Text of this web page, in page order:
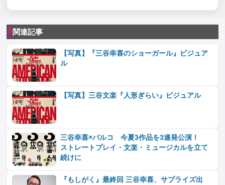
関連記事
【写真】『三谷幸喜のショーガール』ビジュア
ル
【写真】三谷文楽『人形ぎらい』ビジュアル
三谷幸喜×パルコ 今夏3作品を3連発公演！
ストレートプレイ・文楽・ミュージカルを立て
続けに
『もしがく』最終回 三谷幸喜、サプライズ出